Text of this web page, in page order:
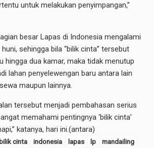
untuk melakukan penyimpangan,”
besar Lapas di Indonesia mengalami
sehingga bila “bilik cinta” tersebut
hingga dua kamar, maka tidak menutup
lahan penyelewengan baru antara lain
maupun lainnya.
tersebut menjadi pembahasan serius
memahami pentingnya ‘bilik cinta’
katanya, hari ini.(antara)
bilik cinta indonesia lapas lp mandailing